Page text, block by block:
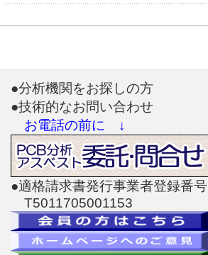
●分析機関をお探しの方
●技術的なお問い合わせ
お電話の前に ↓
●適格請求書発行事業者登録番号
T5011705001153